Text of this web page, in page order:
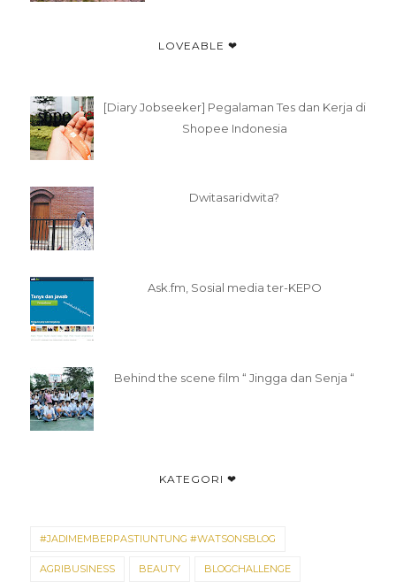
LOVEABLE ❤
[Diary Jobseeker] Pegalaman Tes dan Kerja di
Shopee Indonesia
Dwitasaridwita?
Ask.fm, Sosial media ter-KEPO
Behind the scene film “ Jingga dan Senja “
KATEGORI ❤
#JADIMEMBERPASTIUNTUNG #WATSONSBLOG
AGRIBUSINESS BEAUTY BLOGCHALLENGE